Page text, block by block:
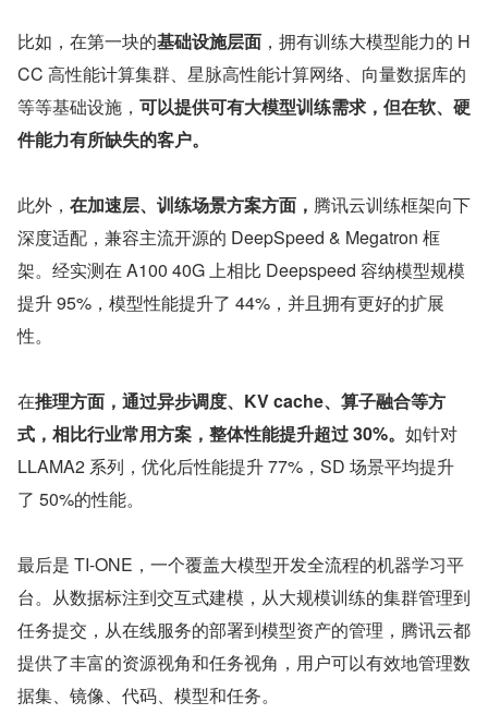
比如，在第一块的基础设施层面 ，拥有训练大模型能力的 H
CC 高性能计算集群、星脉高性能计算网络、向量数据库的
等等基础设施， 可以提供可有大模型训练需求，但在软、硬
件能力有所缺失的客户。
此外， 在加速层、训练场景方案方面， 腾讯云训练框架向下
深度适配，兼容主流开源的 DeepSpeed & Megatron 框
架。经实测在 A100 40G 上相比 Deepspeed 容纳模型规模
提升 95%，模型性能提升了 44%，并且拥有更好的扩展
性。
在推理方面，通过异步调度、KV cache、算子融合等方
式，相比行业常用方案，整体性能提升超过 30%。 如针对
LLAMA2 系列，优化后性能提升 77%，SD 场景平均提升
了 50%的性能。
最后是 TI-ONE，一个覆盖大模型开发全流程的机器学习平
台。从数据标注到交互式建模，从大规模训练的集群管理到
任务提交，从在线服务的部署到模型资产的管理，腾讯云都
提供了丰富的资源视角和任务视角，用户可以有效地管理数
据集、镜像、代码、模型和任务。